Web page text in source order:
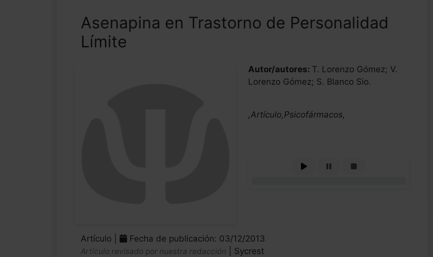
Asenapina en Trastorno de Personalidad
Límite
Autor/autores: T. Lorenzo Gómez; V.
Lorenzo Gómez; S. Blanco Sio.
,Artículo,Psicofármacos,
Artículo | Fecha de publicación: 03/12/2013
Artículo revisado por nuestra redacción | Sycrest